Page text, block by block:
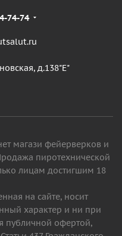
74-74
д.138"Е"
магази фейерверков и
пиротехнической
лицам достигшим 18
на сайте, носит
характер и ни при
публичной офертой,